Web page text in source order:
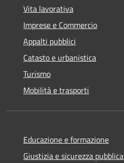
Vita lavorativa
Imprese e Commercio
Appalti pubblici
Catasto e urbanistica
Turismo
Mobilità e trasporti
Educazione e formazione
Giustizia e sicurezza pubblica